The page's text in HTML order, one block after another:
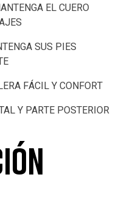
EL CUERO
SUS PIES
FÁCIL Y CONFORT
Y PARTE POSTERIOR